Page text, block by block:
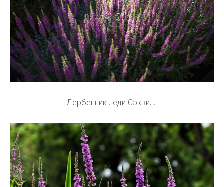
Дербенник леди Сэквилл